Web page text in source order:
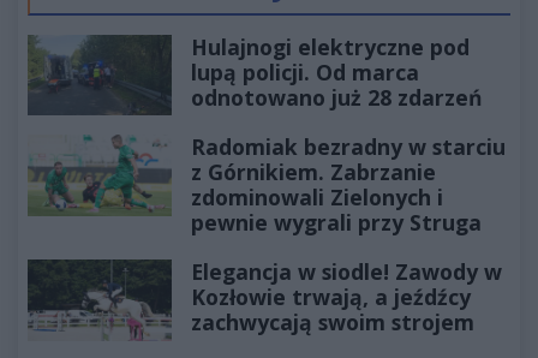
Hulajnogi elektryczne pod
lupą policji. Od marca
odnotowano już 28 zdarzeń
Radomiak bezradny w starciu
z Górnikiem. Zabrzanie
zdominowali Zielonych i
pewnie wygrali przy Struga
Elegancja w siodle! Zawody w
Kozłowie trwają, a jeźdźcy
zachwycają swoim strojem